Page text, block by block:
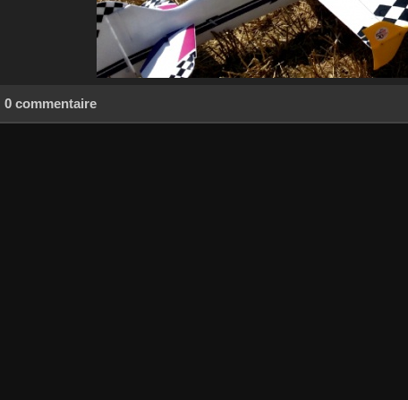
0 commentaire